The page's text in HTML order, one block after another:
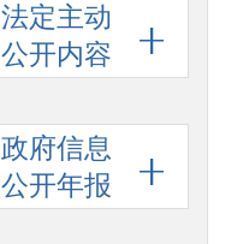
法定主动
公开内容
政府信息
公开年报